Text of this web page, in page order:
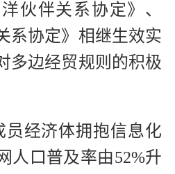
伙伴关系协定》、
系协定》相继生效实
多边经贸规则的积极
员经济体拥抱信息化
人口普及率由52%升